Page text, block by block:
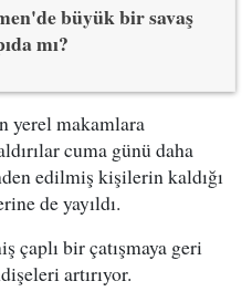
büyük bir savaş
mı?
yerel makamlara
cuma günü daha
edilmiş kişilerin kaldığı
de yayıldı.
çaplı bir çatışmaya geri
artırıyor.